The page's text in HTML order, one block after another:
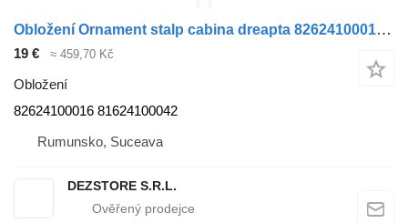
Obložení Ornament stalp cabina dreapta 82624100016 pro tahače MAN TGA
19 € ≈ 459,70 Kč
Obložení
82624100016 81624100042
Rumunsko, Suceava
DEZSTORE S.R.L.